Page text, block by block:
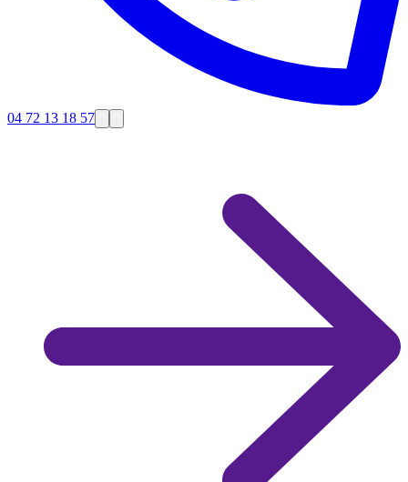
04 72 13 18 57